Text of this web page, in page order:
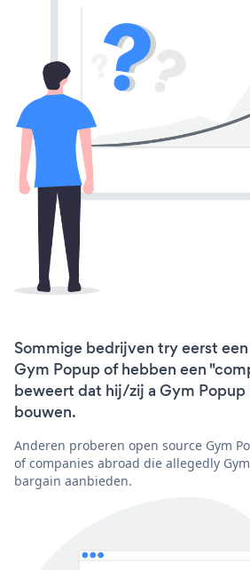
Sommige bedrijven try eerst
Gym Popup of hebben een
beweert dat hij/zij a Gym Popup
bouwen.
Anderen proberen open source Gym
of companies abroad die allegedly
bargain aanbieden.